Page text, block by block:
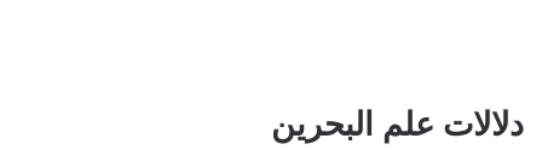
دلالات علم البحرين